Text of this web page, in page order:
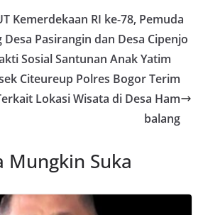
s
A
p
p
e
st
e
Kemerdekaan RI ke-78, Pemuda
Desa Pasirangin dan Desa Cipenjo
Sosial Santunan Anak Yatim
Citeureup Polres Bogor Terim
Lokasi Wisata di Desa Ham
balang
Mungkin Suka